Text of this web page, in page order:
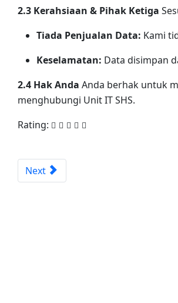
2.3 Kerahsiaan & Pihak Ketiga
Tiada Penjualan Data: Kami
Keselamatan: Data disimpan
2.4 Hak Anda Anda berhak untuk
menghubungi Unit IT SHS.
Rating:
Next article: Terma & Syarat
Next